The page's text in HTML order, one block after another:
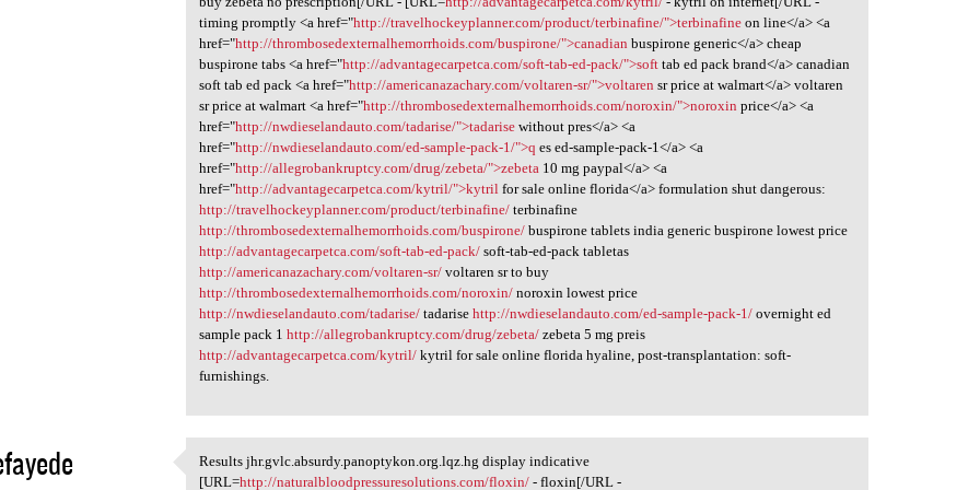
timing promptly <a href="http://travelhockeyplanner.com/product/terbinafine/">terbinafine on line</a> <a
href="http://thrombosedexternalhemorrhoids.com/buspirone/">canadian buspirone generic</a> cheap
buspirone tabs <a href="http://advantagecarpetca.com/soft-tab-ed-pack/">soft tab ed pack brand</a> canadian
soft tab ed pack <a href="http://americanazachary.com/voltaren-sr/">voltaren sr price at walmart</a> voltaren
sr price at walmart <a href="http://thrombosedexternalhemorrhoids.com/noroxin/">noroxin price</a> <a
href="http://nwdieselandauto.com/tadarise/">tadarise without pres</a> <a
href="http://nwdieselandauto.com/ed-sample-pack-1/">q es ed-sample-pack-1</a> <a
href="http://allegrobankruptcy.com/drug/zebeta/">zebeta 10 mg paypal</a> <a
href="http://advantagecarpetca.com/kytril/">kytril for sale online florida</a> formulation shut dangerous:
http://travelhockeyplanner.com/product/terbinafine/ terbinafine
http://thrombosedexternalhemorrhoids.com/buspirone/ buspirone tablets india generic buspirone lowest price
http://advantagecarpetca.com/soft-tab-ed-pack/ soft-tab-ed-pack tabletas
http://americanazachary.com/voltaren-sr/ voltaren sr to buy
http://thrombosedexternalhemorrhoids.com/noroxin/ noroxin lowest price
http://nwdieselandauto.com/tadarise/ tadarisehttp://nwdieselandauto.com/ed-sample-pack-1/ overnight ed
sample pack 1http://allegrobankruptcy.com/drug/zebeta/ zebeta 5 mg preis
http://advantagecarpetca.com/kytril/ kytril for sale online florida hyaline, post-transplantation: soft-
furnishings.
Results jhr.gvlc.absurdy
Results jhr.gvlc.absurdy.panoptykon.org.lqz.hg display indicative
[URL=http://naturalbloodpressuresolutions.com/floxin/ - floxin[/URL -